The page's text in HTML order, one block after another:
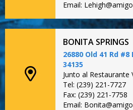
Email:
BONITA SPRINGS
26880 Old 41 Rd
34135
Junto al Restaurante
Tel: (239) 221-7727
Fax: (239) 221-7758
Email: